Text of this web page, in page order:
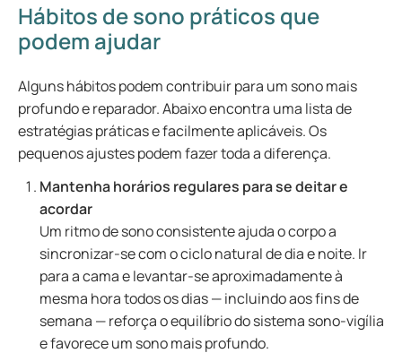
Hábitos de sono práticos que
podem ajudar
Alguns hábitos podem contribuir para um sono mais
profundo e reparador. Abaixo encontra uma lista de
estratégias práticas e facilmente aplicáveis. Os
pequenos ajustes podem fazer toda a diferença.
Mantenha horários regulares para se deitar e
acordar
Um ritmo de sono consistente ajuda o corpo a
sincronizar-se com o ciclo natural de dia e noite. Ir
para a cama e levantar-se aproximadamente à
mesma hora todos os dias — incluindo aos fins de
semana — reforça o equilíbrio do sistema sono-vigília
e favorece um sono mais profundo.